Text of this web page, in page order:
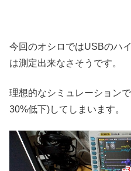
今回のオシロではUSBのハ
は測定出来なさそうです。
理想的なシミュレーション
30%低下)してしまいます。